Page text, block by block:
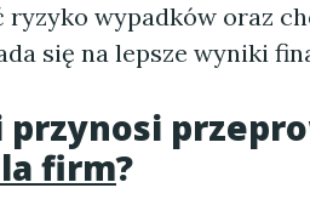
ryzyko wypadków oraz
się na lepsze wyniki
przynosi
firm?